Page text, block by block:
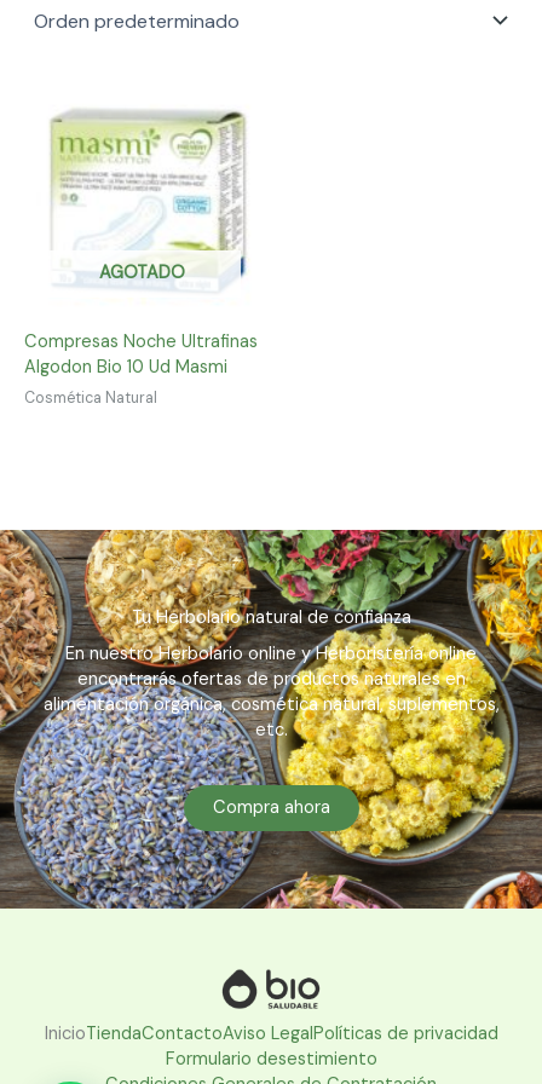
AGOTADO
Compresas Noche Ultrafinas
Algodon Bio 10 Ud Masmi
Cosmética Natural
Tu Herbolario natural de confianza
En nuestro Herbolario online y Herboristería online
encontrarás ofertas de productos naturales en
alimentación orgánica, cosmética natural, suplementos,
etc.
Compra ahora
InicioTiendaContactoAviso LegalPolíticas de privacidad
Formulario desestimiento